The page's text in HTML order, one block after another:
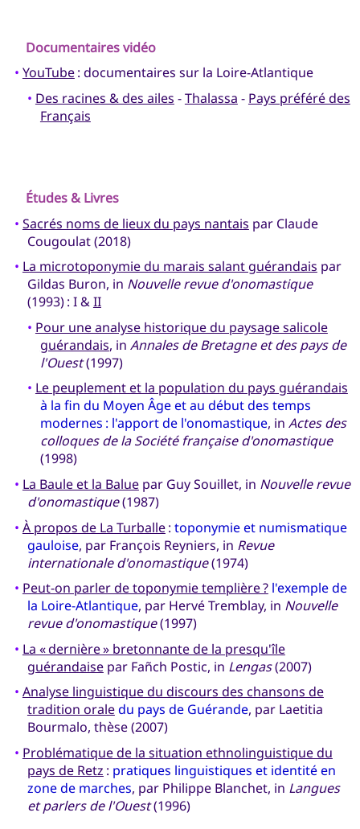
Documentaires vidéo
• YouTube: documentaires sur la Loire-Atlantique
• Des racines & des ailes -Thalassa - Pays préféré des
Français
Études & Livres
• Sacrés noms de lieux du pays nantais par Claude
Cougoulat (2018)
• La microtoponymie du marais salant guérandais par
Gildas Buron, in Nouvelle revue d'onomastique
(1993) : I &II
• Pour une analyse historique du paysage salicole
guérandais, in Annales de Bretagne et des pays de
l'Ouest(1997)
• Le peuplement et la population du pays guérandais
à la fin du Moyen Âge et au début des temps
modernes : l'apport de l'onomastique, in Actes des
colloques de la Société française d'onomastique
(1998)
• La Baule et la Baluepar Guy Souillet, in Nouvelle revue
d'onomastique(1987)
• À propos de La Turballe: toponymie et numismatique
gauloise, par François Reyniers, in Revue
internationale d'onomastique(1974)
• Peut-on parler de toponymie templière ? l'exemple de
la Loire-Atlantique, par Hervé Tremblay, in Nouvelle
revue d'onomastique(1997)
• La « dernière » bretonnante de la presqu'île
guérandaisepar Fañch Postic, in Lengas(2007)
• Analyse linguistique du discours des chansons de
tradition oraledu pays de Guérande, par Laetitia
Bourmalo, thèse (2007)
• Problématique de la situation ethnolinguistique du
pays de Retz : pratiques linguistiques et identité en
zone de marches, par Philippe Blanchet, in Langues
et parlers de l'Ouest(1996)